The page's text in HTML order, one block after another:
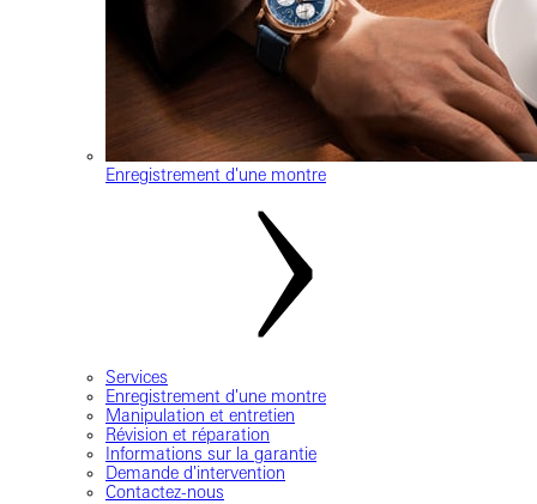
Enregistrement d'une montre
Services
Enregistrement d'une montre
Manipulation et entretien
Révision et réparation
Informations sur la garantie
Demande d'intervention
Contactez-nous